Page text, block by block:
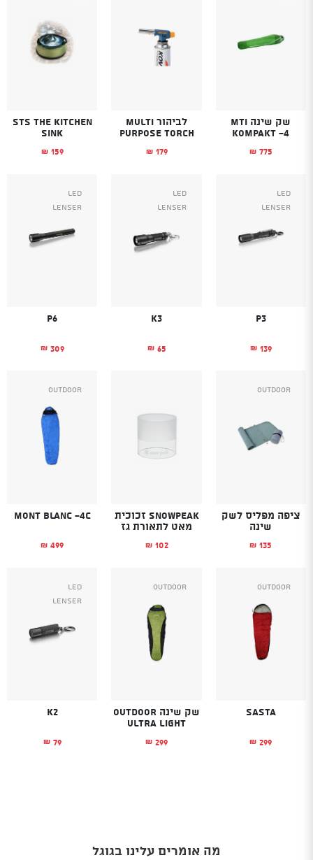
שק שינה MTI
KOMPAKT -4
₪ 775
לביהור MULTI
PURPOSE TORCH
₪ 179
STS The Kitchen
Sink
₪ 159
Led
Lenser
P3
₪ 139
Led
Lenser
K3
₪ 65
Led
Lenser
P6
₪ 309
Outdoor
ציפה מפליס לשק
שינה
₪ 135
SnowPeak זכוכית
מאט לתאורת גז
₪ 102
Outdoor
Mont Blanc -4C
₪ 499
Outdoor
Sasta
₪ 299
Outdoor
שק שינה OUTDOOR
ULTRA LIGHT
₪ 299
Led
Lenser
K2
₪ 79
מה אומרים עלינו בגוגל